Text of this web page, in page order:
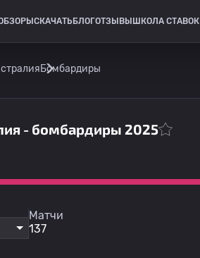
СКАЧАТЬ БЛОГОТЗЫВЫ ШКОЛА СТАВОК
Бомбардиры
- бомбардиры 2025
Матчи
137
Омония